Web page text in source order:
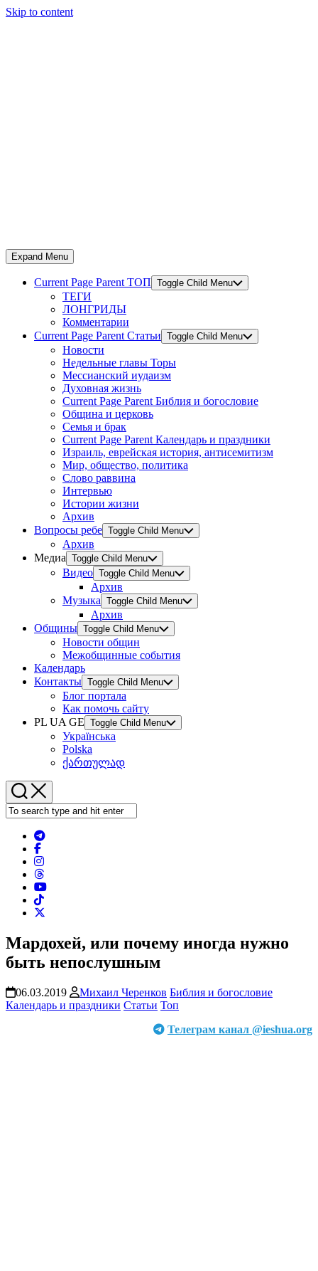
Skip to content
Expand Menu
Current Page Parent ТОП Toggle Child Menu
ТЕГИ
ЛОНГРИДЫ
Комментарии
Current Page Parent Статьи Toggle Child Menu
Новости
Недельные главы Торы
Мессианский иудаизм
Духовная жизнь
Current Page Parent Библия и богословие
Община и церковь
Семья и брак
Current Page Parent Календарь и праздники
Израиль, еврейская история, антисемитизм
Мир, общество, политика
Слово раввина
Интервью
Истории жизни
Архив
Вопросы ребе Toggle Child Menu
Архив
Медиа Toggle Child Menu
Видео Toggle Child Menu
Архив
Музыка Toggle Child Menu
Архив
Общины Toggle Child Menu
Новости общин
Межобщинные события
Календарь
Контакты Toggle Child Menu
Блог портала
Как помочь сайту
PL UA GE Toggle Child Menu
Українська
Polska
ქართულად
Мардохей, или почему иногда нужно
быть непослушным
06.03.2019 Михаил Черенков Библия и богословие
Календарь и праздники Статьи Топ
Телеграм канал @ieshua.org